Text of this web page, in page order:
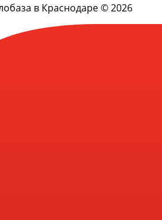
в Краснодаре © 2026